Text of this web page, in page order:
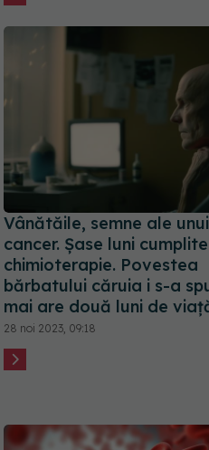
Vânătăile, semne ale unui
cancer. Șase luni
chimioterapie. Povestea
bărbatului căruia i s-a
mai are două luni de
28 noi 2023, 09:18